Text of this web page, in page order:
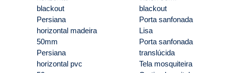
blackout
Persiana
horizontal madeira
50mm
Persiana
horizontal pvc
blackout
Porta sanfonada
Lisa
Porta sanfonada
translúcida
Tela mosquiteira